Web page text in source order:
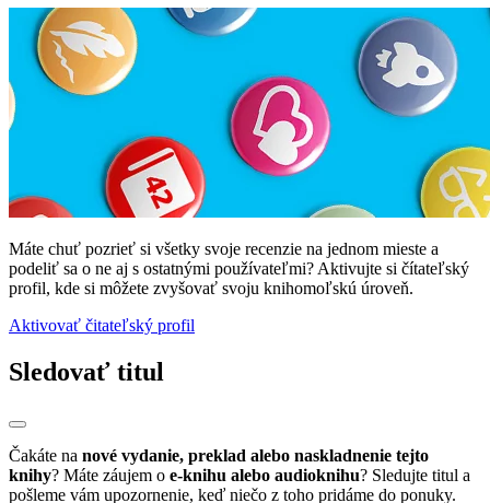
Máte chuť pozrieť si všetky svoje recenzie na jednom mieste a
podeliť sa o ne aj s ostatnými používateľmi? Aktivujte si čítateľský
profil, kde si môžete zvyšovať svoju knihomoľskú úroveň.
Aktivovať čitateľský profil
Sledovať titul
Čakáte na nové vydanie, preklad alebo naskladnenie tejto
knihy? Máte záujem o e-knihu alebo audioknihu? Sledujte titul a
pošleme vám upozornenie, keď niečo z toho pridáme do ponuky.